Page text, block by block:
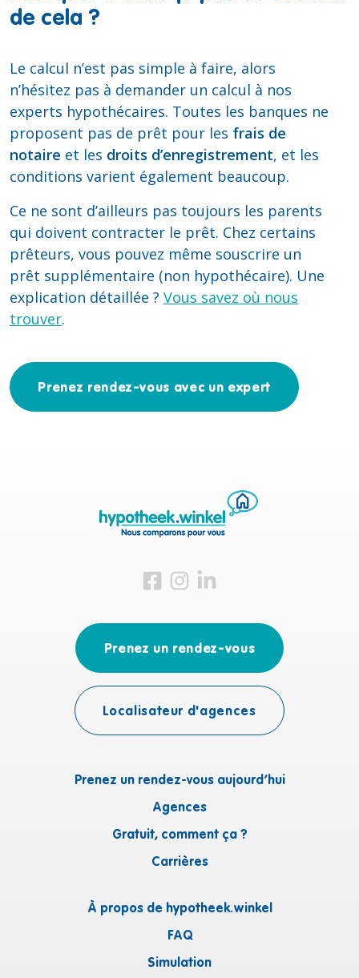
de cela ?
Le calcul n’est pas simple à faire, alors
n’hésitez pas à demander un calcul à nos
experts hypothécaires. Toutes les banques ne
proposent pas de prêt pour les frais de
notaire et les droits d’enregistrement, et les
conditions varient également beaucoup.
Ce ne sont d’ailleurs pas toujours les parents
qui doivent contracter le prêt. Chez certains
prêteurs, vous pouvez même souscrire un
prêt supplémentaire (non hypothécaire). Une
explication détaillée ? Vous savez où nous
trouver.
Prenez rendez-vous avec un expert
Visitez-nous sur Facebook
Visitez-nous sur Instagram
Visitez-nous sur LinkedIn
Prenez un rendez-vous aujourd’hui
Agences
Gratuit, comment ça ?
Carrières
À propos de hypotheek.winkel
FAQ
Simulation
Prenez un rendez-vous
Localisateur d'agences